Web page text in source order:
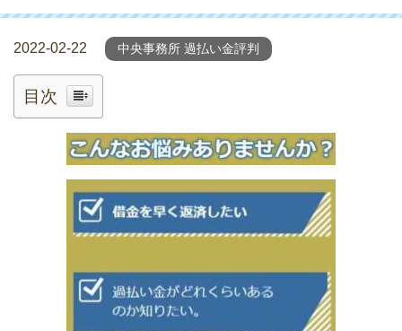
2022-02-22 中央事務所 過払い金評判
目次